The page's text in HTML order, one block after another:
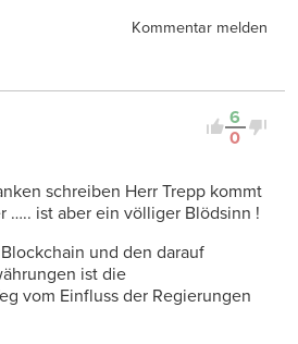
Kommentar melden
6
0
schreiben Herr Trepp kommt
….. ist aber ein völliger Blödsinn !
und den darauf
ist die
vom Einfluss der Regierungen